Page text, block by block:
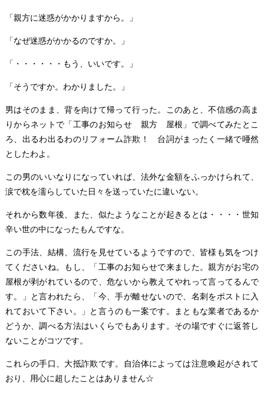
「親方に迷惑がかかりますから。」
「なぜ迷惑がかかるのですか。」
「・・・・・・もう、いいです。」
「そうですか。わかりました。」
男はそのまま、背を向けて帰って行った。このあと、不信感の高ま
りからネットで「工事のお知らせ 親方 屋根」で調べてみたとこ
ろ、出るわ出るわのリフォーム詐欺！ 台詞がまったく一緒で唖然
としたわよ。
この男のいいなりになっていれば、法外な金額をふっかけられて、
涙で枕を濡らしていた日々を送っていたに違いない。
それから数年後、また、似たようなことが起きるとは・・・・世知
辛い世の中になったもんですな。
この手法、結構、流行を見せているようですので、皆様も気をつけ
てくださいね。もし、「工事のお知らせで来ました。親方がお宅の
屋根が剥がれているので、危ないから教えてやれって言ってるんで
す。」と言われたら、「今、手が離せないので、名刺をポストに入
れておいて下さい。」と言うのも一案です。まともな業者であるか
どうか、調べる方法はいくらでもあります。その場ですぐに返答し
ないことがコツです。
これらの手口、大抵詐欺です。自治体によっては注意喚起がされて
おり、用心に超したことはありません☆